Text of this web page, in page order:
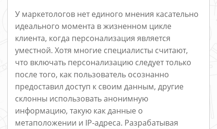
У маркетологов нет единого мнения касательно
идеального момента в жизненном цикле
клиента, когда персонализация является
уместной. Хотя многие специалисты считают,
что включать персонализацию следует только
после того, как пользователь осознанно
предоставил доступ к своим данным, другие
склонны использовать анонимную
информацию, такую как данные о
метаположении и IP-адреса. Разрабатывая